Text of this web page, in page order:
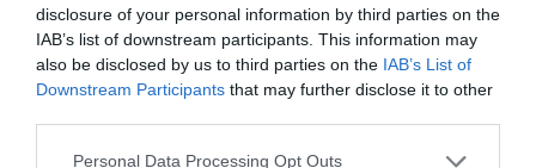
disclosure of your personal information by third parties on the
IAB’s list of downstream participants. This information may
also be disclosed by us to third parties on the IAB’s List of
Downstream Participants that may further disclose it to other
Personal Data Processing Opt Outs